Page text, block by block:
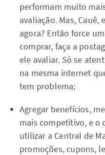
performam muito
avaliação. Mas, Cauê,
agora? Então force
comprar, faça a
ele avaliar. Só se
na mesma internet
tem problema;
Agregar benefícios,
mais competitivo, e o
utilizar a Central de
promoções, cupons,